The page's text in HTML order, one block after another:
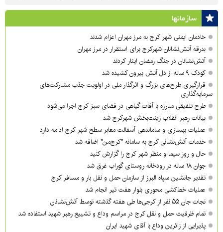
سازمان‎ها
خادمان ایمنی شهر کرج به مرز مهران اعزام شدند
بدرقه آتش‌نشانان شهرکرج برای استقرار در مرز مهران
آتش‌نشانان در جنگ رمضان ایثار کردند
کودک ۹ ساله از دل آتش بیرون کشیده شد
قرارگیری طرح‌های بزرگ و اثرگذار ملی در اولویت‌ جذب مشارکت‌های
سرمایه‌گذاری
طرح تلفیقی مبارزه با آفات گیاهی در فضای سبز کرج اجرا می‌شود
بیانات رهبر انقلاب زینت‌بخش شهرکرج شد
عملیات بهسازی و ساماندهی آسفالت معابر سطح شهر کرج ادامه دارد
خدمات آتش‌نشانی کرج به سامانه "کرج‌من" اضافه شد
حال و روز سیما و منظر شهر کرج را گزارش کنید
جوان ۱۸ ساله در رودخانه روستای گوراب غرق شد
تقدیر جانشین سپاه البرز از سازمان حمل و نقل بار و مسافر کرج
عملیات خط‌کشی محوری بلوار هفت تیر انجام شد
نجات جان ۵۵ نفر از کرجی‌ها طی هفته گذشته توسط آتش‌نشانان
تمام ظرفیت حمل و نقل کرج در مراسم وداع و تشییع رهبر شهید استفاده شد
پذیرایی از زائرین وداع با آقای شهید ایران